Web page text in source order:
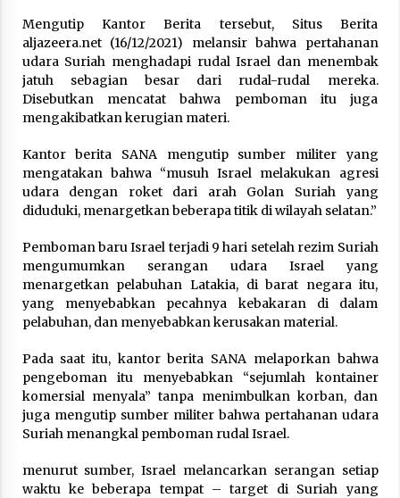
Dilema Perang AS-Israel VS Iran: Menang
Kekuatan Tempur, Kalah dalam Strategi
April 22, 2026
Laporan Aljazeera.net, Fasilitas Nuklir Iran
antara Pegawasan dan Pembongkaran : Apa
February 7, 2026
Kalkulasi Dampak ‘’Serangan Militer’’ AS ke
Iran dan Penolakan Arab Saudi
Dirjen Bina Penyelenggaraan Haji Tegaskan
PPIH Harus Deliver Services kepada Jemaah
January 15, 2026
Pelunasan Haji Khusus Tahap III Ditutup,
Serapan Kuota Capai 101,81%
January 15, 2026
Rezim Khamenei di Persimpangan: antara
January 14, 2026
Mengutip Kantor Berita tersebut, Situs Berita
aljazeera.net (16/12/2021) melansir bahwa pertahanan
udara Suriah menghadapi rudal Israel dan menembak
jatuh sebagian besar dari rudal-rudal mereka.
Disebutkan mencatat bahwa pemboman itu juga
mengakibatkan kerugian materi.
Kantor berita SANA mengutip sumber militer yang
mengatakan bahwa “musuh Israel melakukan agresi
udara dengan roket dari arah Golan Suriah yang
diduduki, menargetkan beberapa titik di wilayah selatan.”
Pemboman baru Israel terjadi 9 hari setelah rezim Suriah
mengumumkan serangan udara Israel yang
menargetkan pelabuhan Latakia, di barat negara itu,
yang menyebabkan pecahnya kebakaran di dalam
pelabuhan, dan menyebabkan kerusakan material.
Pada saat itu, kantor berita SANA melaporkan bahwa
pengeboman itu menyebabkan “sejumlah kontainer
komersial menyala” tanpa menimbulkan korban, dan
juga mengutip sumber militer bahwa pertahanan udara
Suriah menangkal pemboman rudal Israel.
menurut sumber, Israel melancarkan serangan setiap
waktu ke beberapa tempat – target di Suriah yang